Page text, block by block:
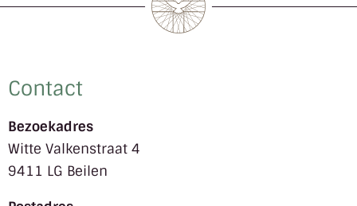
Contact
Bezoekadres
Witte Valkenstraat 4
9411 LG Beilen